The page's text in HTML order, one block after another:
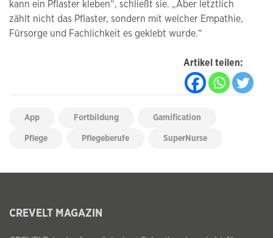
kann ein Pflaster kleben“, schließt sie. „Aber letztlich
zählt nicht das Pflaster, sondern mit welcher Empathie,
Fürsorge und Fachlichkeit es geklebt wurde.“
Artikel teilen:
App Fortbildung Gamification
Pflege Pflegeberufe SuperNurse
CREVELT MAGAZIN